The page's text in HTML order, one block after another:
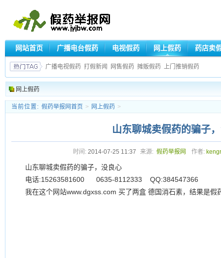
网站首页 广播电台假药 电视假药 网上假药 药店卖
广播电视假药 打假新闻 网售假药 摊贩假药 上门推销假药
网上假药
当前位置: 假药举报网首页 > 网上假药 >
山东聊城卖假药的骗子
时间: 2014-07-25 11:37 来源: 假药举报网 作者:
山东聊城卖假药的骗子，没良心
电话:15263581600 0635-8112333 QQ:384547366
我在这个网站www.dgxss.com 买了两盒 德国消石素，结果是假